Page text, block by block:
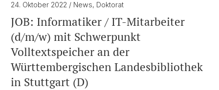
24. Oktober 2022 / News, Doktorat
JOB: Informatiker / IT-Mitarbeiter
(d/m/w) mit Schwerpunkt
Volltextspeicher an der
Württembergischen Landesbibliothek
in Stuttgart (D)